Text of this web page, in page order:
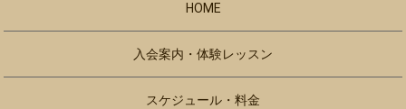
HOME
入会案内・体験レッスン
スケジュール・料金